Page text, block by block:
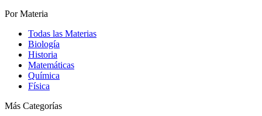
Por Materia
Todas las Materias
Biología
Historia
Matemáticas
Química
Física
Más Categorías